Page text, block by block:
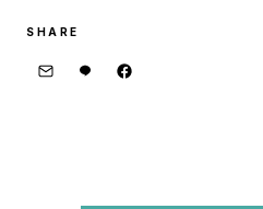
SHARE